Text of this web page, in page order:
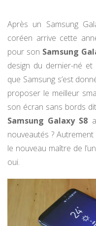
Après un Samsung
coréen arrive cette
pour son Samsung
design du dernier-né
que Samsung s’est
proposer le meilleur
son écran sans bords
Samsung Galaxy S8
nouveautés ? Autrement
le nouveau maître de
oui.